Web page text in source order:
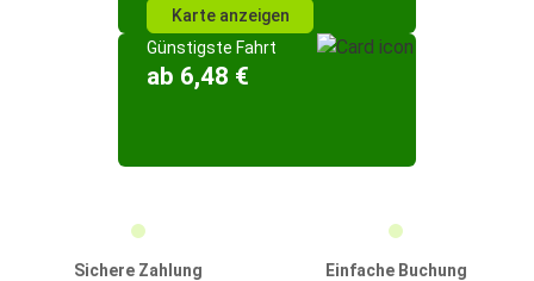
Karte anzeigen
Günstigste Fahrt
ab 6,48 €
Sichere Zahlung
Einfache Buchung